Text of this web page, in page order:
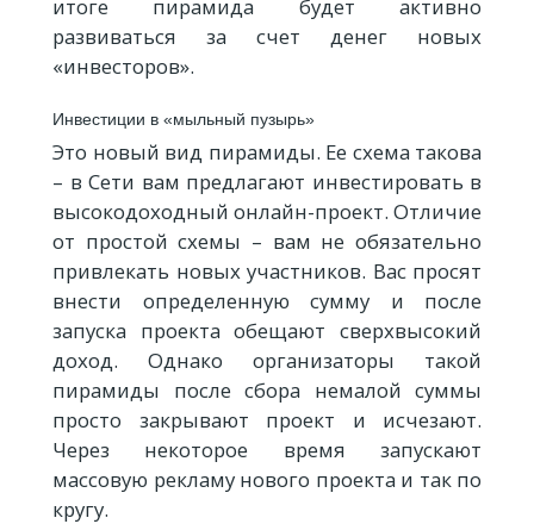
итоге пирамида будет активно
развиваться за счет денег новых
«инвесторов».
Инвестиции в «мыльный пузырь»
Это новый вид пирамиды. Ее схема такова
– в Сети вам предлагают инвестировать в
высокодоходный онлайн-проект. Отличие
от простой схемы – вам не обязательно
привлекать новых участников. Вас просят
внести определенную сумму и после
запуска проекта обещают сверхвысокий
доход. Однако организаторы такой
пирамиды после сбора немалой суммы
просто закрывают проект и исчезают.
Через некоторое время запускают
массовую рекламу нового проекта и так по
кругу.